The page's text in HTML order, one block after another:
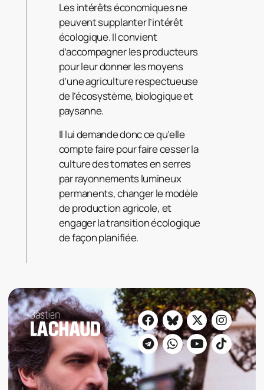
Les intérêts économiques ne
peuvent supplanter l’intérêt
écologique. Il convient
d’accompagner les producteurs
pour leur donner les moyens
d’une agriculture respectueuse
de l’écosystème, biologique et
paysanne.
Il lui demande donc ce qu’elle
compte faire pour faire cesser la
culture des tomates en serres
par rayonnements lumineux
permanents, changer le modèle
de production agricole, et
engager la transition écologique
de façon planifiée.